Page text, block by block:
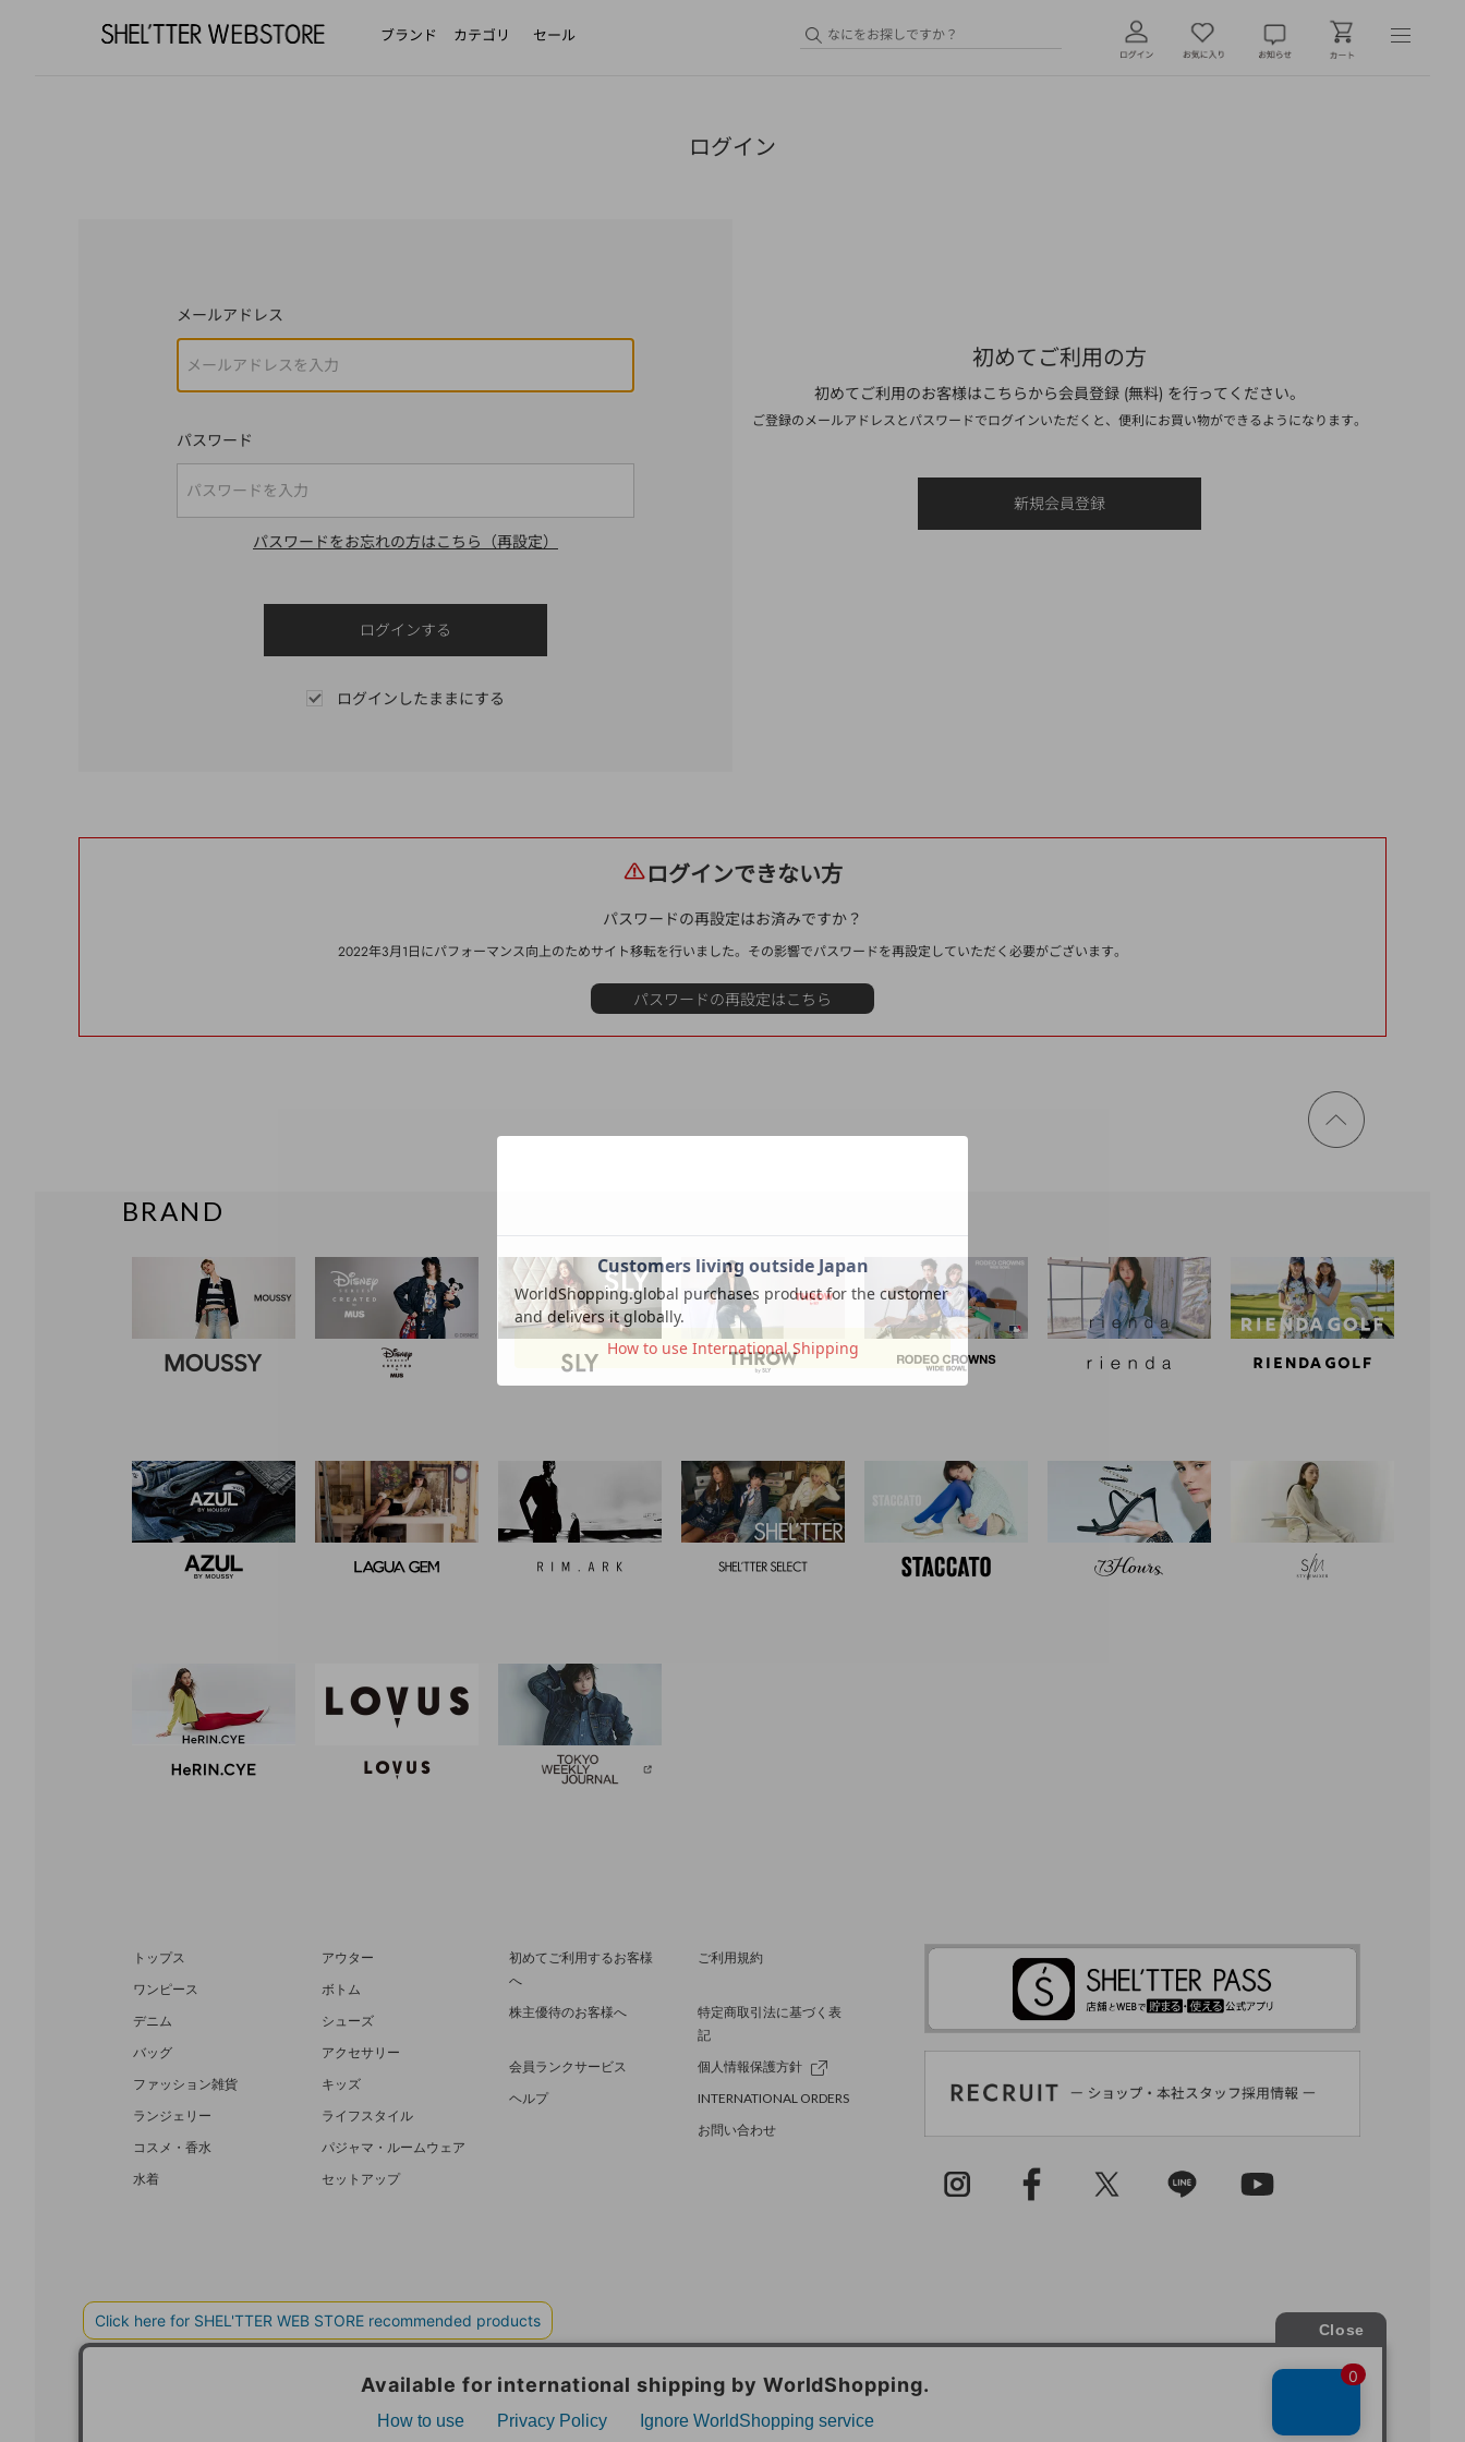
ブランド カテゴリ セール
ログイン
メールアドレス
パスワード
パスワードをお忘れの方はこちら（再設定）
ログインしたままにする
初めてご利用の方
初めてご利用のお客様はこちらから会員登録 (無料) を行ってください。
ご登録のメールアドレスとパスワードでログインいただくと、便利にお買い物ができるようになります。
ログインできない方
パスワードの再設定はお済みですか？
2022年3月1日にパフォーマンス向上のためサイト移転を行いました。その影響でパスワードを再設定していただく必要がございます。
ページ
トップ
BRAND
トップス
アウター
ワンピース
ボトム
デニム
シューズ
バッグ
アクセサリー
ファッション雑貨
キッズ
ランジェリー
ライフスタイル
コスメ・香水
パジャマ・ルームウェア
水着
セットアップ
初めてご利用するお客様
へ
ご利用規約
株主優待のお客様へ
特定商取引法に基づく表
記
会員ランクサービス
個人情報保護方針
ヘルプ
INTERNATIONAL ORDERS
お問い合わせ
BAROQUE JAPAN LIMITED SHEL’TTER GREEN 採用情報
COPYRIGHT © BAROQUE JAPAN LIMITED ALL RIGHTS RESERVED.